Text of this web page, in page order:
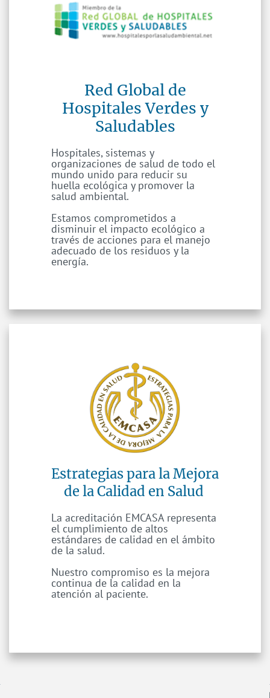
Red Global de
Hospitales Verdes y
Saludables
Hospitales, sistemas y
organizaciones de salud de todo el
mundo unido para reducir su
huella ecológica y promover la
salud ambiental.
Estamos comprometidos a
disminuir el impacto ecológico a
través de acciones para el manejo
adecuado de los residuos y la
energía.
Estrategias para la Mejora
de la Calidad en Salud
La acreditación EMCASA representa
el cumplimiento de altos
estándares de calidad en el ámbito
de la salud.
Nuestro compromiso es la mejora
continua de la calidad en la
atención al paciente.